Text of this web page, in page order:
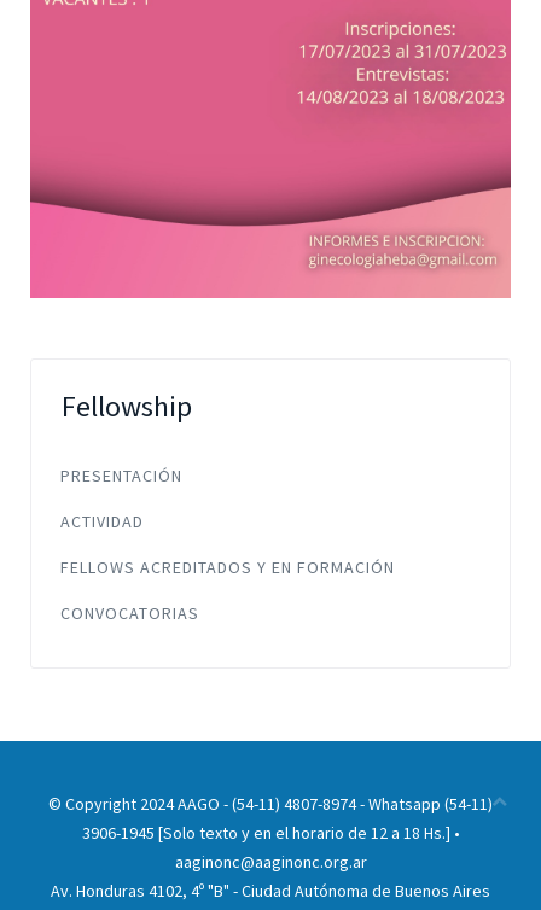
Fellowship
PRESENTACIÓN
ACTIVIDAD
FELLOWS ACREDITADOS Y EN FORMACIÓN
CONVOCATORIAS
© Copyright 2024 AAGO - (54-11) 4807-8974 - Whatsapp (54-11)
3906-1945 [Solo texto y en el horario de 12 a 18 Hs.] •
aaginonc@aaginonc.org.ar
Av. Honduras 4102, 4º "B" - Ciudad Autónoma de Buenos Aires